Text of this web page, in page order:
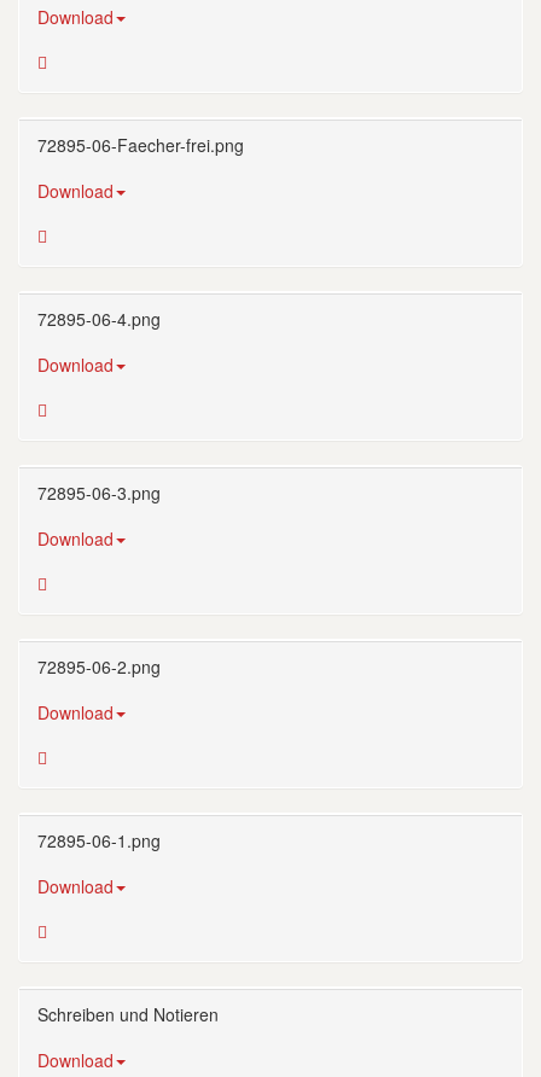
Download
72895-06-Faecher-frei.png
Download
72895-06-4.png
Download
72895-06-3.png
Download
72895-06-2.png
Download
72895-06-1.png
Download
Schreiben und Notieren
Download